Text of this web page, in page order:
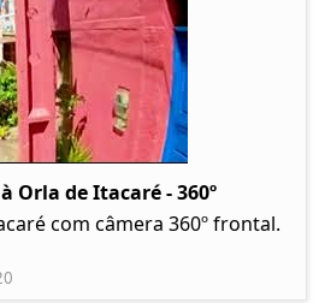
Orla de Itacaré - 360º
com câmera 360º frontal.